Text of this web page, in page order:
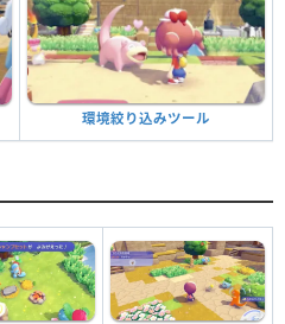
環境絞り込みツール